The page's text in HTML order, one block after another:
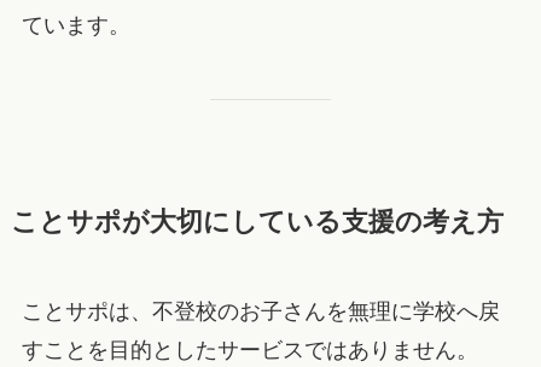
ています。
ことサポが大切にしている支援の考え方
ことサポは、不登校のお子さんを無理に学校へ戻
すことを目的としたサービスではありません。